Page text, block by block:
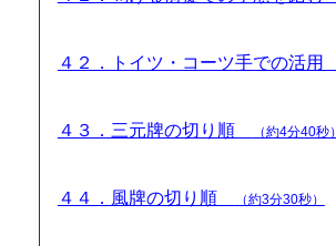
４２．トイツ・コーツ手での活用
４３．三元牌の切り順 （約4分40秒）
４４．風牌の切り順 （約3分30秒）